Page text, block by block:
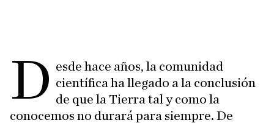
D esde hace años, la comunidad
científica ha llegado a la conclusión
de que la Tierra tal y como la
conocemos no durará para siempre. De